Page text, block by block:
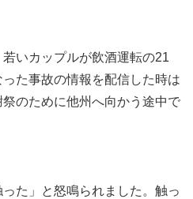
いカップルが飲酒運転の21
た事故の情報を配信した時は
のために他州へ向かう途中で
た」と怒鳴られました。触っ